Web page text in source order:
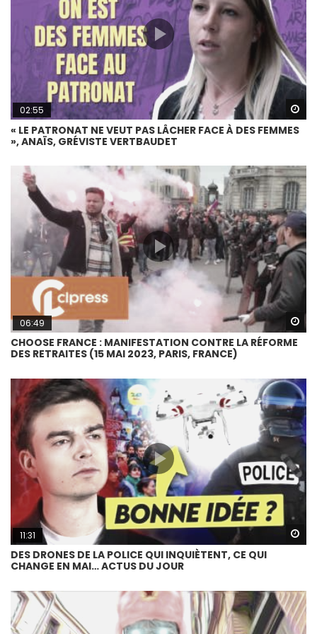
02:55
« LE PATRONAT NE VEUT PAS LÂCHER FACE À DES FEMMES
», ANAÏS, GRÉVISTE VERTBAUDET
06:49
CHOOSE FRANCE : MANIFESTATION CONTRE LA RÉFORME
DES RETRAITES (15 MAI 2023, PARIS, FRANCE)
11:31
DES DRONES DE LA POLICE QUI INQUIÈTENT, CE QUI
CHANGE EN MAI… ACTUS DU JOUR